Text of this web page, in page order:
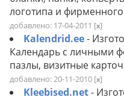
логотипа и фирменного
добавлено: 17-04-2011 [x]
Kalendrid.ee-
Календарь с личными
пазлы, визитные
добавлено: 20-11-2010 [x]
Kleebised.net-